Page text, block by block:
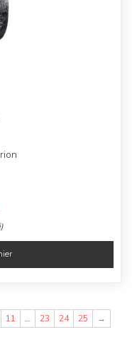
11 … 23 24 25 →